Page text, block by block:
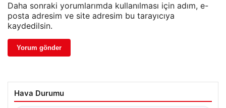
Daha sonraki yorumlarımda kullanılması için adım, e-
posta adresim ve site adresim bu tarayıcıya
kaydedilsin.
Hava Durumu